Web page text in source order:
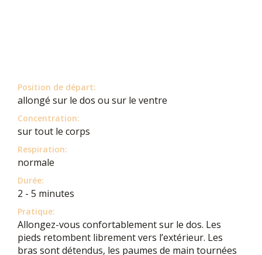
Position de départ:
allongé sur le dos ou sur le ventre
Concentration:
sur tout le corps
Respiration:
normale
Durée:
2 - 5 minutes
Pratique:
Allongez-vous confortablement sur le dos. Les
pieds retombent librement vers l’extérieur. Les
bras sont détendus, les paumes de main tournées